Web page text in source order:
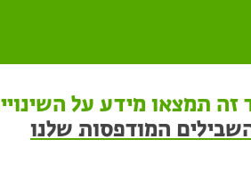
זה תמצאו מידע על
המודפסות שלנו